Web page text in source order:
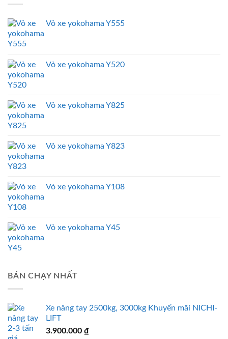
Vỏ xe yokohama Y555
Vỏ xe yokohama Y520
Vỏ xe yokohama Y825
Vỏ xe yokohama Y823
Vỏ xe yokohama Y108
Vỏ xe yokohama Y45
BÁN CHẠY NHẤT
Xe nâng tay 2500kg, 3000kg Khuyến mãi NICHI-
LIFT
3.900.000 ₫